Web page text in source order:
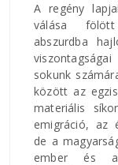
A regény
válása
abszurdba
sokunk
között az
materiális
emigráció, az
de a
ember és a